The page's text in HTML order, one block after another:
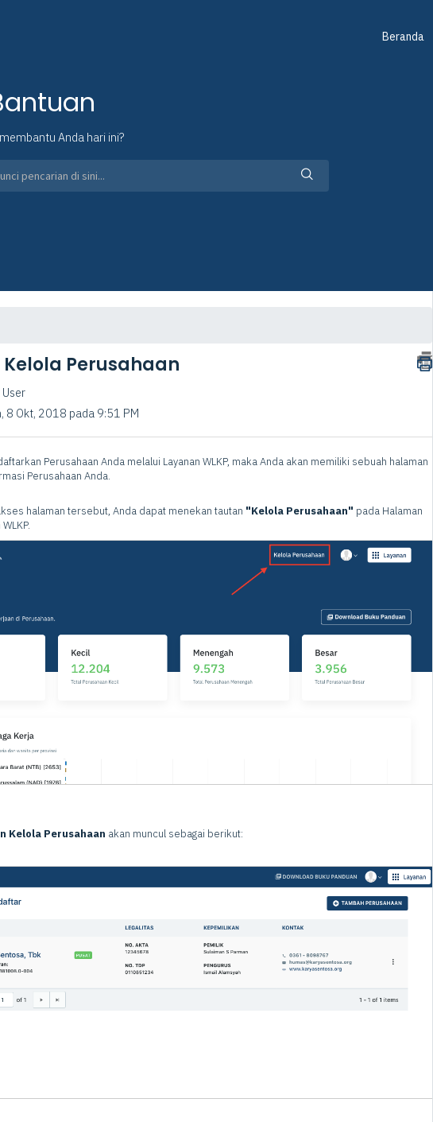
Beranda
Anda hari ini?
Perusahaan
8 Okt, 2018 pada 9:51 PM
Perusahaan Anda melalui Layanan WLKP, maka Anda akan memiliki sebuah halaman
Perusahaan Anda.
halaman tersebut, Anda dapat menekan tautan "Kelola Perusahaan" pada Halaman
Kelola Perusahaan akan muncul sebagai berikut: